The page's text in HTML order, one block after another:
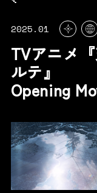
2025.01
TVアニメ
ルテ』
Opening